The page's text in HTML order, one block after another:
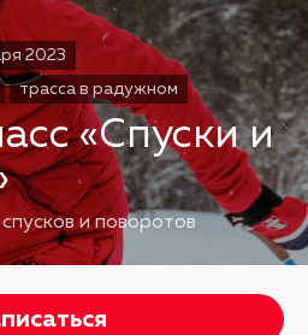
2023
трасса в радужном
«Спуски и
и поворотов